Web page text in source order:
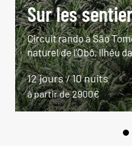
Sur les
Circuit rando à São
naturel de l’Obô, Ilhéu
12 jours / 10 nuits
à partir de 2900€